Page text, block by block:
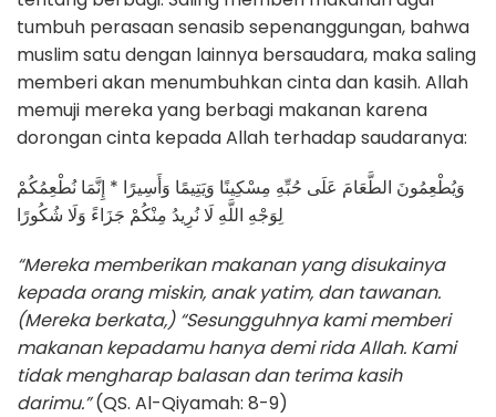
tumbuh perasaan senasib sepenanggungan, bahwa
muslim satu dengan lainnya bersaudara, maka saling
memberi akan menumbuhkan cinta dan kasih. Allah
memuji mereka yang berbagi makanan karena
dorongan cinta kepada Allah terhadap saudaranya:
وَيُطْعِمُونَ الطَّعَامَ عَلَى حُبِّهِ مِسْكِينًا وَيَتِيمًا وَأَسِيرًا * إِنَّمَا نُطْعِمُكُمْ
لِوَجْهِ اللَّهِ لَا نُرِيدُ مِنْكُمْ جَزَاءً وَلَا شُكُورًا
“Mereka memberikan makanan yang disukainya
kepada orang miskin, anak yatim, dan tawanan.
(Mereka berkata,) “Sesungguhnya kami memberi
makanan kepadamu hanya demi rida Allah. Kami
tidak mengharap balasan dan terima kasih
darimu.”(QS. Al-Qiyamah: 8-9)